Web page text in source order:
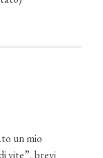
un mio
vite”, brevi